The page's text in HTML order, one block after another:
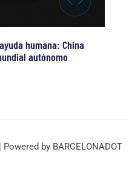
humana: China
autónomo
by BARCELONADOT